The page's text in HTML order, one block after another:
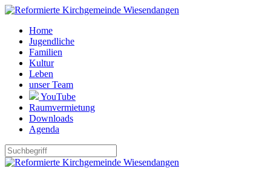
Home
Jugendliche
Familien
Kultur
Leben
unser Team
YouTube
Raumvermietung
Downloads
Agenda